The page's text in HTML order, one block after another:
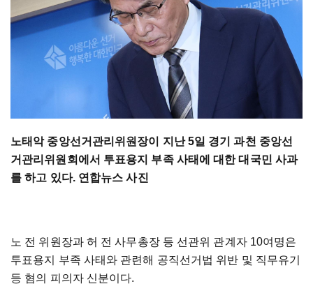
노태악 중앙선거관리위원장이 지난 5일 경기 과천 중앙선
거관리위원회에서 투표용지 부족 사태에 대한 대국민 사과
를 하고 있다. 연합뉴스 사진
노 전 위원장과 허 전 사무총장 등 선관위 관계자 10여명은
투표용지 부족 사태와 관련해 공직선거법 위반 및 직무유기
등 혐의 피의자 신분이다.